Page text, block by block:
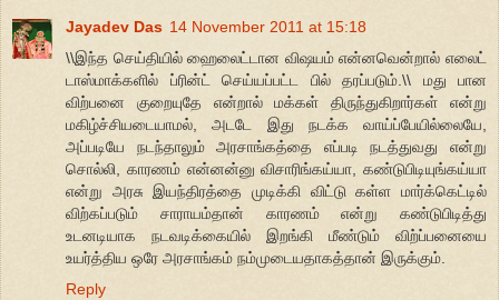
Jayadev Das 14 November 2011 at 15:18
\\இந்த செய்தியில் ஹைலைட்டான விஷயம் என்னவென்றால் எலைட்
டாஸ்மாக்களில் ப்ரின்ட் செய்யப்பட்ட பில் தரப்படும்.\\ மது பான
விற்பனை குறையுதே என்றால் மக்கள் திருந்துகிறார்கள் என்று
மகிழ்ச்சியடையாமல், அடடே இது நடக்க வாய்ப்பேயில்லையே,
அப்படியே நடந்தாலும் அரசாங்கத்தை எப்படி நடத்துவது என்று
சொல்லி, காரணம் என்னன்னு விசாரிங்கய்யா, கண்டுபிடியுங்கய்யா
என்று அரசு இயந்திரத்தை முடிக்கி விட்டு கள்ள மார்க்கெட்டில்
விற்கப்படும் சாராயம்தான் காரணம் என்று கண்டுபிடித்து
உடனடியாக நடவடிக்கையில் இறங்கி மீண்டும் விற்ப்பனையை
உயர்த்திய ஒரே அரசாங்கம் நம்முடையதாகத்தான் இருக்கும்.
Reply